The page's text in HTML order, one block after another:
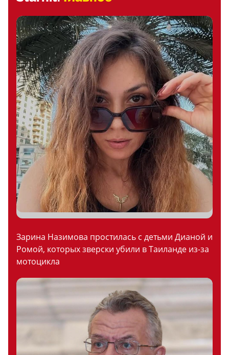
Зарина Назимова простилась с детьми Дианой и
Ромой, которых зверски убили в Таиланде из-за
мотоцикла